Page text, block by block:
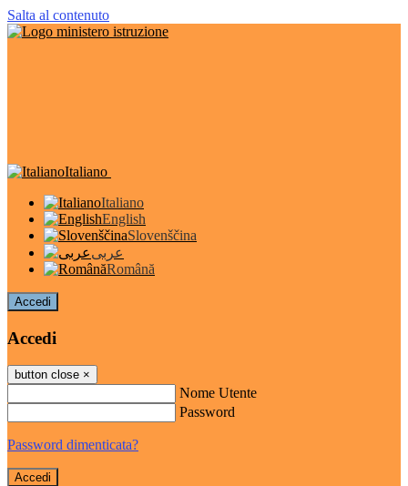
Salta al contenuto
Italiano
Italiano
English
Slovenščina
عربى
Română
Accedi
Accedi
button close ×
Nome Utente
Password
Password dimenticata?